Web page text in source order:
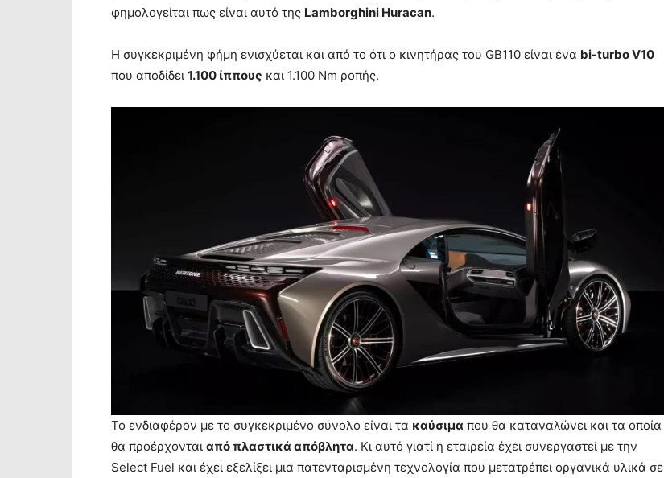
φημολογείται πως είναι αυτό της Lamborghini Huracan.
Η συγκεκριμένη φήμη ενισχύεται και από το ότι ο κινητήρας του GB110 είναι ένα bi-turbo V10
που αποδίδει 1.100 ίππους και 1.100 Nm ροπής.
Το ενδιαφέρον με το συγκεκριμένο σύνολο είναι τα καύσιμα που θα καταναλώνει και τα οποία
θα προέρχονται από πλαστικά απόβλητα. Κι αυτό γιατί η εταιρεία έχει συνεργαστεί με την
Select Fuel και έχει εξελίξει μια πατενταρισμένη τεχνολογία που μετατρέπει οργανικά υλικά σε